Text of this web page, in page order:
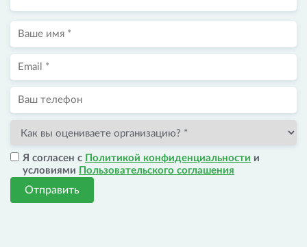
Я согласен с Политикой конфиденциальности и
условиями Пользовательского соглашения
Отправить